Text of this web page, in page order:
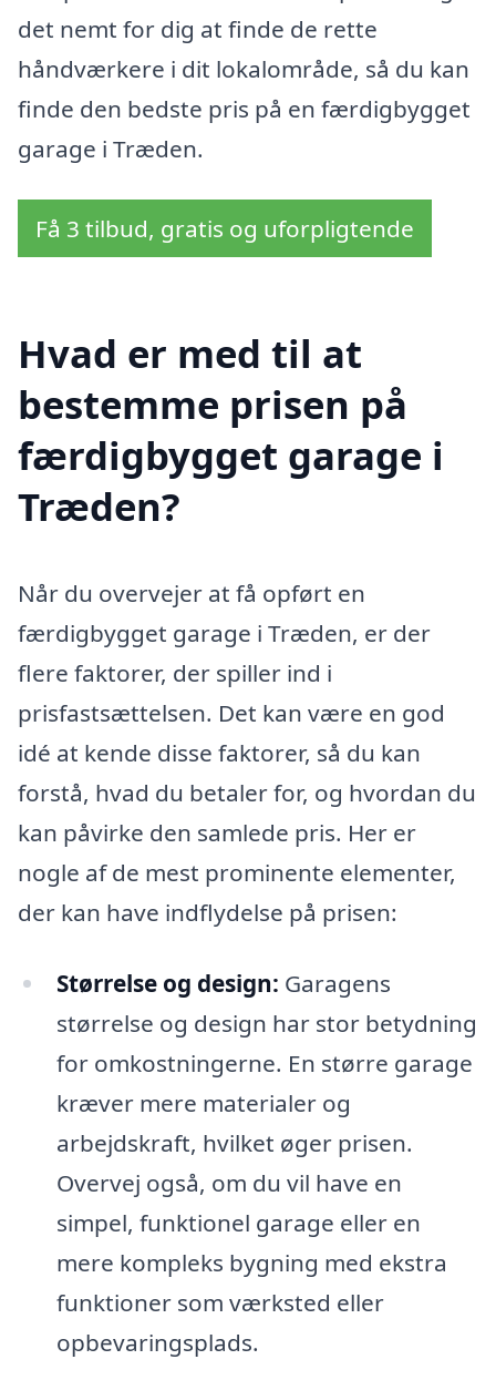
det nemt for dig at finde de rette
håndværkere i dit lokalområde, så du kan
finde den bedste pris på en færdigbygget
garage i Træden.
Få 3 tilbud, gratis og uforpligtende
Hvad er med til at
bestemme prisen på
færdigbygget garage i
Træden?
Når du overvejer at få opført en
færdigbygget garage i Træden, er der
flere faktorer, der spiller ind i
prisfastsættelsen. Det kan være en god
idé at kende disse faktorer, så du kan
forstå, hvad du betaler for, og hvordan du
kan påvirke den samlede pris. Her er
nogle af de mest prominente elementer,
der kan have indflydelse på prisen:
Størrelse og design: Garagens
størrelse og design har stor betydning
for omkostningerne. En større garage
kræver mere materialer og
arbejdskraft, hvilket øger prisen.
Overvej også, om du vil have en
simpel, funktionel garage eller en
mere kompleks bygning med ekstra
funktioner som værksted eller
opbevaringsplads.